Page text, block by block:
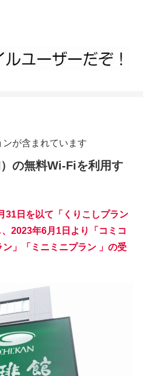
が含まれています
の無料Wi-Fiを利用す
日を以て「くりこしプラン
2023年6月1日より「コミコ
」「ミニミニプラン 」の受